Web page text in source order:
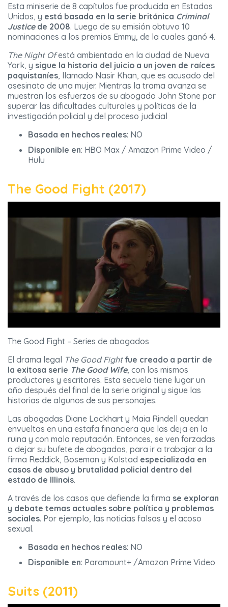
Esta miniserie de 8 capítulos fue producida en Estados
Unidos, y está basada en la serie británica Criminal
Justicede 2008. Luego de su emisión obtuvo 10
nominaciones a los premios Emmy, de la cuales ganó 4.
The Night Ofestá ambientada en la ciudad de Nueva
York, y sigue la historia del juicio a un joven de raíces
paquistaníes, llamado Nasir Khan, que es acusado del
asesinato de una mujer. Mientras la trama avanza se
muestran los esfuerzos de su abogado John Stone por
superar las dificultades culturales y políticas de la
investigación policial y del proceso judicial
Basada en hechos reales: NO
Disponible en: HBO Max / Amazon Prime Video /
Hulu
The Good Fight (2017)
The Good Fight – Series de abogados
El drama legal The Good Fight fue creado a partir de
la exitosa serie The Good Wife, con los mismos
productores y escritores. Esta secuela tiene lugar un
año después del final de la serie original y sigue las
historias de algunos de sus personajes.
Las abogadas Diane Lockhart y Maia Rindell quedan
envueltas en una estafa financiera que las deja en la
ruina y con mala reputación. Entonces, se ven forzadas
a dejar su bufete de abogados, para ir a trabajar a la
firma Reddick, Boseman y Kolstad especializada en
casos de abuso y brutalidad policial dentro del
estado de Illinois.
A través de los casos que defiende la firma se exploran
y debate temas actuales sobre política y problemas
sociales. Por ejemplo, las noticias falsas y el acoso
sexual.
Basada en hechos reales: NO
Disponible en: Paramount+ /Amazon Prime Video
Suits (2011)